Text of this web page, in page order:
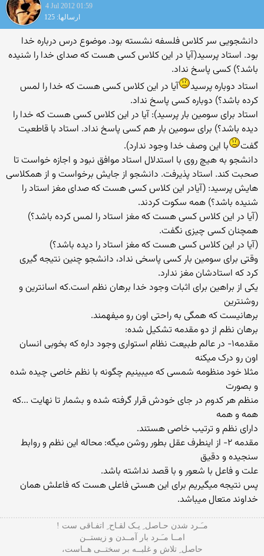
4 Jul 2012 01:59
ارسالها: 125
دانشجویی سر کلاس فلسفه نشسته بود. موضوع درس درباره خدا
بود. استاد پرسید(آیا در این کلاس کسی هست که صدای خدا را شنیده
باشد؟) کسی پاسخ نداد.
استاد دوباره پرسید
آیا در این کلاس کسی هست که خدا را لمس
کرده باشد؟) دوباره کسی پاسخ نداد.
استاد برای سومین بار پرسید): آیا در این کلاس کسی هست که خدا را
دیده باشد؟) برای سومین بار هم کسی پاسخ نداد. استاد با قاطعیت
گفت
با این وصف خدا وجود ندارد).
دانشجو به هیچ روی با استدلال استاد موافق نبود و اجازه خواست تا
صحبت کند. استاد پذیرفت. دانشجو از جایش برخواست و از همکلاسی
هایش پرسید: (آیادر این کلاس کسی هست که صدای مغز استاد را
شنیده باشد؟) همه سکوت کردند.
(آیا در این کلاس کسی هست که مغز استاد را لمس کرده باشد؟)
همچنان کسی چیزی نگفت.
(آیا در این کلاس کسی هست که مغز استاد را دیده باشد؟)
وقتی برای سومین بار کسی پاسخی نداد، دانشجو چنین نتیجه گیری
کرد که استادشان مغز ندارد.
یکی از براهین برای اثبات وجود خدا برهان نظم است.که اسانترین و
روشنترین
برهانیست که همگی به راحتی اون رو میفهمند.
برهان نظم از دو مقدمه تشکیل شده:
مقدمه۱- در عالم طبیعت نظام استواری وجود داره که بخوبی انسان
اون رو درک میکنه
مثلا خود منظومه شمسی که میبینیم چگونه با نظم خاصی چیده شده
و بصورت
منظم هر کدوم در جای خودش قرار گرفته شده و بشمار تا نهایت ...که
همه و همه
دارای نظم و ترتیب خاصی هستند.
مقدمه ۲- از اینطرف عقل بطور روشن میگه: محاله این نظم و روابط
سنجیده و دقیق
علت و فاعل با شعور و با قصد نداشته باشد.
پس نتیجه میگیریم برای این هستی فاعلی هست که فاعلش همان
خداوند متعال میباشد.
مـَـرد شدن حـاصل ِ یـک لقـاح ِ اتفـاقی ست !
امــا مـَـرد بار آمــدن و زیستــن
حاصل ِ تلاش و غلبــه بر سختــی هــاست،